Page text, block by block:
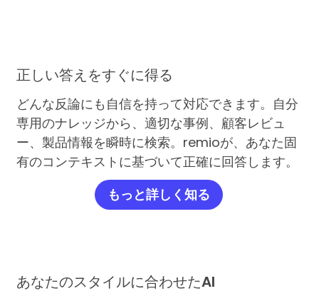
正しい答えをすぐに得る
どんな反論にも自信を持って対応できます。自分
専用のナレッジから、適切な事例、顧客レビュ
ー、製品情報を瞬時に検索。remioが、あなた固
有のコンテキストに基づいて正確に回答します。
もっと詳しく知る
あなたのスタイルに合わせたAI